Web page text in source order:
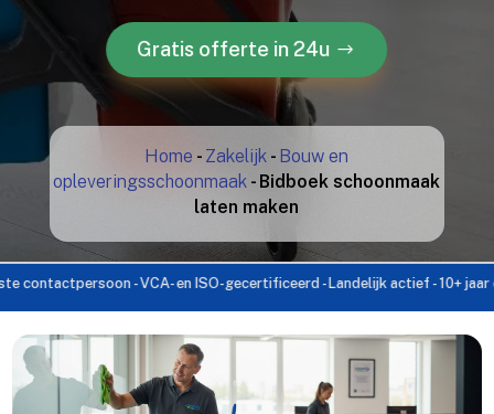
Gratis offerte in 24u
Home - Zakelijk - Bouw en
opleveringsschoonmaak - Bidboek schoonmaak
laten maken
- VCA- en ISO-gecertificeerd - Landelijk actief - 10+ jaar